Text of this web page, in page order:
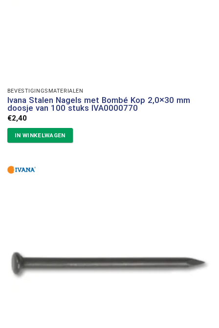
BEVESTIGINGSMATERIALEN
Ivana Stalen Nagels met Bombé Kop 2,0×30 mm
doosje van 100 stuks IVA0000770
€2,40
IN WINKELWAGEN